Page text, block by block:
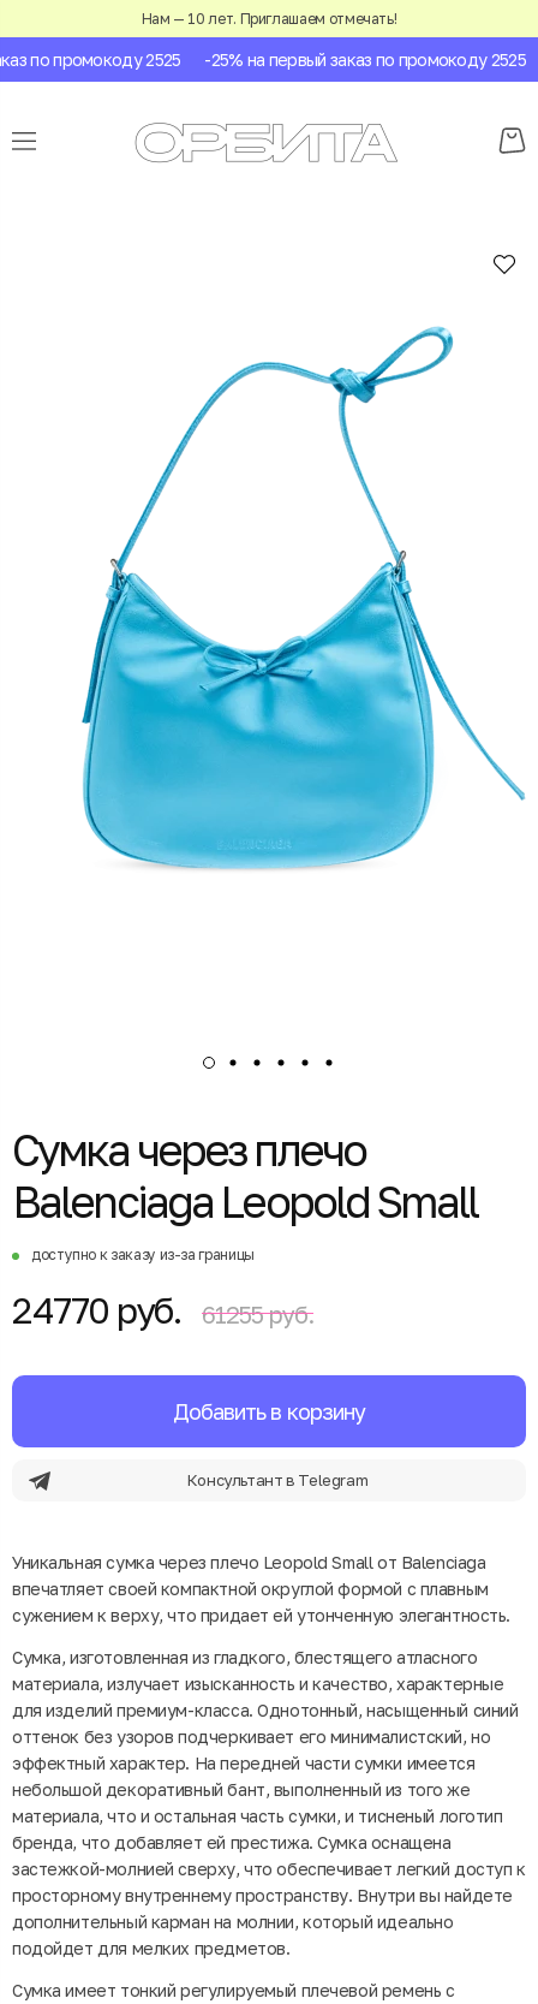
Нам — 10 лет. Приглашаем отмечать!
по промокоду 2525 -25% на первый заказ по промокоду 2525
Сумка через плечо
Balenciaga Leopold Small
доступно к заказу из-за границы
24770 руб. 61255 руб.
Добавить в корзину
Консультант в Telegram
Уникальная сумка через плечо Leopold Small от Balenciaga
впечатляет своей компактной округлой формой с плавным
сужением к верху, что придает ей утонченную элегантность.
Сумка, изготовленная из гладкого, блестящего атласного
материала, излучает изысканность и качество, характерные
для изделий премиум-класса. Однотонный, насыщенный синий
оттенок без узоров подчеркивает его минималистский, но
эффектный характер. На передней части сумки имеется
небольшой декоративный бант, выполненный из того же
материала, что и остальная часть сумки, и тисненый логотип
бренда, что добавляет ей престижа. Сумка оснащена
застежкой-молнией сверху, что обеспечивает легкий доступ к
просторному внутреннему пространству. Внутри вы найдете
дополнительный карман на молнии, который идеально
подойдет для мелких предметов.
Сумка имеет тонкий регулируемый плечевой ремень с